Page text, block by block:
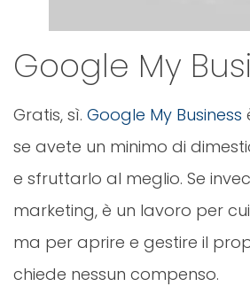
Google My
Gratis, sì. Google My Business
se avete un minimo di
e sfruttarlo al meglio. Se
marketing, è un lavoro per
ma per aprire e gestire il
chiede nessun compenso.